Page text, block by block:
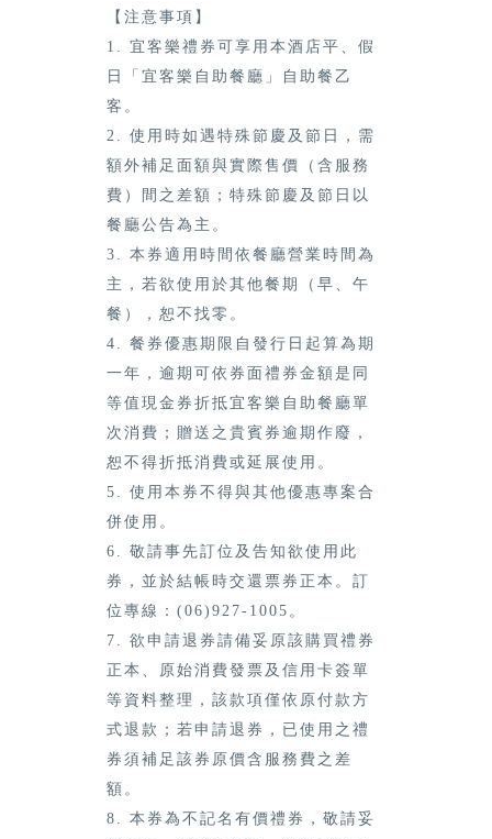
【注意事項】
1. 宜客樂禮券可享用本酒店平、假
日「宜客樂自助餐廳」自助餐乙
客。
2. 使用時如遇特殊節慶及節日，需
額外補足面額與實際售價（含服務
費）間之差額；特殊節慶及節日以
餐廳公告為主。
3. 本券適用時間依餐廳營業時間為
主，若欲使用於其他餐期（早、午
餐），恕不找零。
4. 餐券優惠期限自發行日起算為期
一年，逾期可依券面禮券金額是同
等值現金券折抵宜客樂自助餐廳單
次消費；贈送之貴賓券逾期作廢，
恕不得折抵消費或延展使用。
5. 使用本券不得與其他優惠專案合
併使用。
6. 敬請事先訂位及告知欲使用此
券，並於結帳時交還票券正本。訂
位專線：(06)927-1005。
7. 欲申請退券請備妥原該購買禮券
正本、原始消費發票及信用卡簽單
等資料整理，該款項僅依原付款方
式退款；若申請退券，已使用之禮
券須補足該券原價含服務費之差
額。
8. 本券為不記名有價禮券，敬請妥